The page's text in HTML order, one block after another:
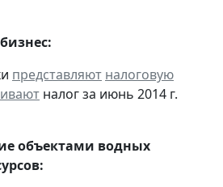
представляют налоговую
налог за июнь 2014 г.
объектами водных